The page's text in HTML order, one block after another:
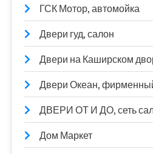
ГСК Мотор, автомойка
Двери гуд, салон
Двери на Каширском
Двери Океан,
ДВЕРИ ОТ И ДО, сеть
Дом Маркет